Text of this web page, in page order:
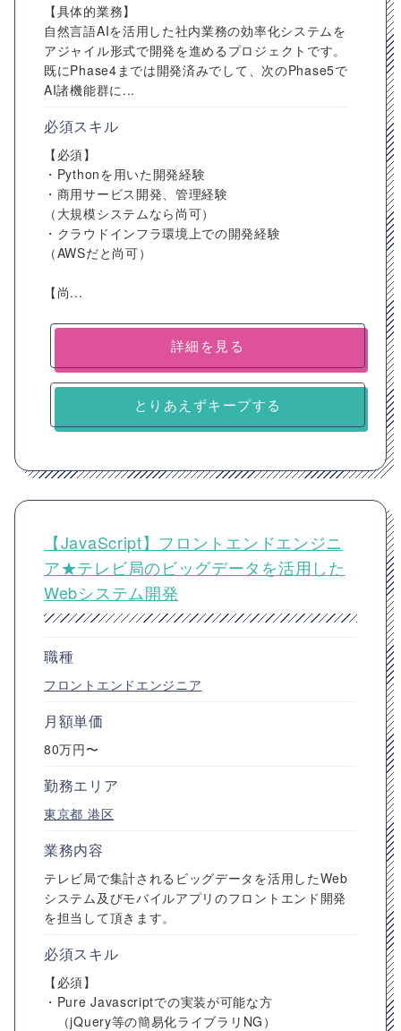
【具体的業務】
自然言語AIを活用した社内業務の効率化システムを
アジャイル形式で開発を進めるプロジェクトです。
既にPhase4までは開発済みでして、次のPhase5で
AI諸機能群に...
必須スキル
【必須】
・Pythonを用いた開発経験
・商用サービス開発、管理経験
（大規模システムなら尚可）
・クラウドインフラ環境上での開発経験
（AWSだと尚可）
【尚...
詳細を見る
とりあえずキープする
【JavaScript】フロントエンドエンジニ
ア★テレビ局のビッグデータを活用した
Webシステム開発
職種
フロントエンドエンジニア
月額単価
80万円〜
勤務エリア
東京都 港区
業務内容
テレビ局で集計されるビッグデータを活用したWeb
システム及びモバイルアプリのフロントエンド開発
を担当して頂きます。
必須スキル
【必須】
・Pure Javascriptでの実装が可能な方
（jQuery等の簡易化ライブラリNG）